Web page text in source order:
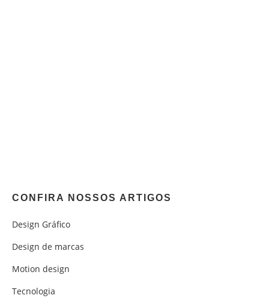
CONFIRA NOSSOS ARTIGOS
Design Gráfico
Design de marcas
Motion design
Tecnologia